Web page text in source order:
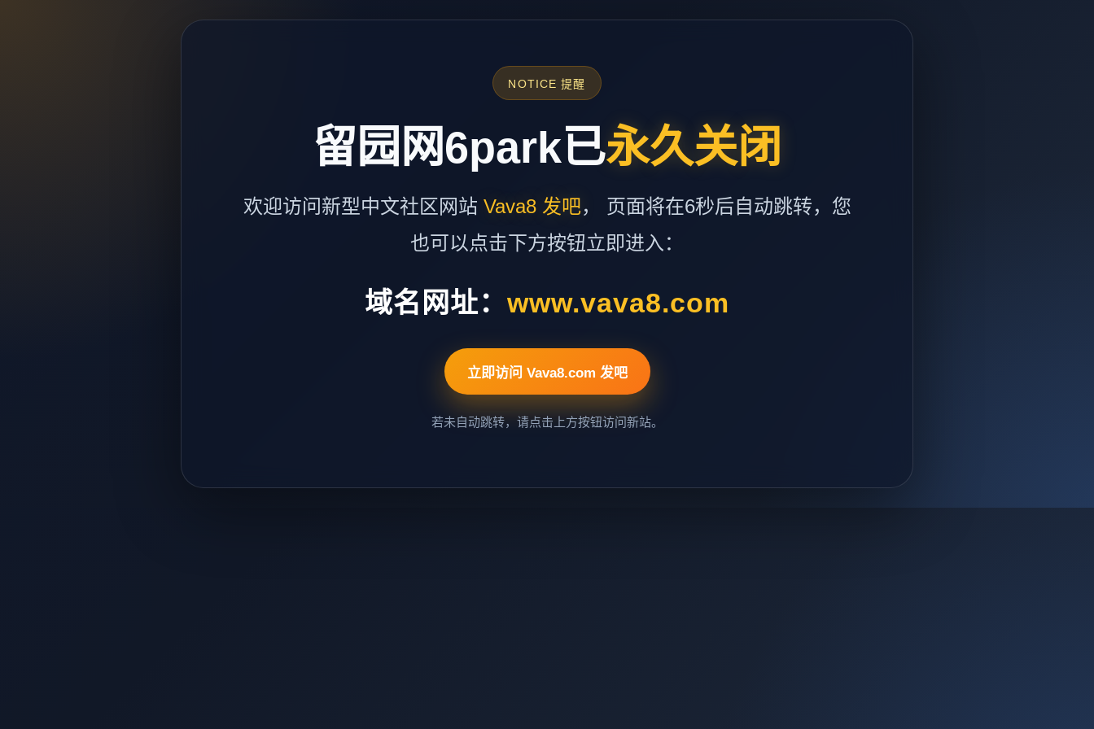
NOTICE 提醒
留园网6park已永久关闭
欢迎访问新型中文社区网站 Vava8 发吧， 页面将在6秒后自动跳转，您
也可以点击下方按钮立即进入：
域名网址： www.vava8.com
立即访问 Vava8.com 发吧
若未自动跳转，请点击上方按钮访问新站。